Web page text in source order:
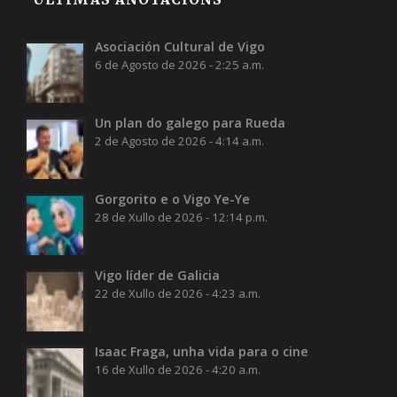
Asociación Cultural de Vigo
6 de Agosto de 2026 - 2:25 a.m.
Un plan do galego para Rueda
2 de Agosto de 2026 - 4:14 a.m.
Gorgorito e o Vigo Ye-Ye
28 de Xullo de 2026 - 12:14 p.m.
Vigo líder de Galicia
22 de Xullo de 2026 - 4:23 a.m.
Isaac Fraga, unha vida para o cine
16 de Xullo de 2026 - 4:20 a.m.